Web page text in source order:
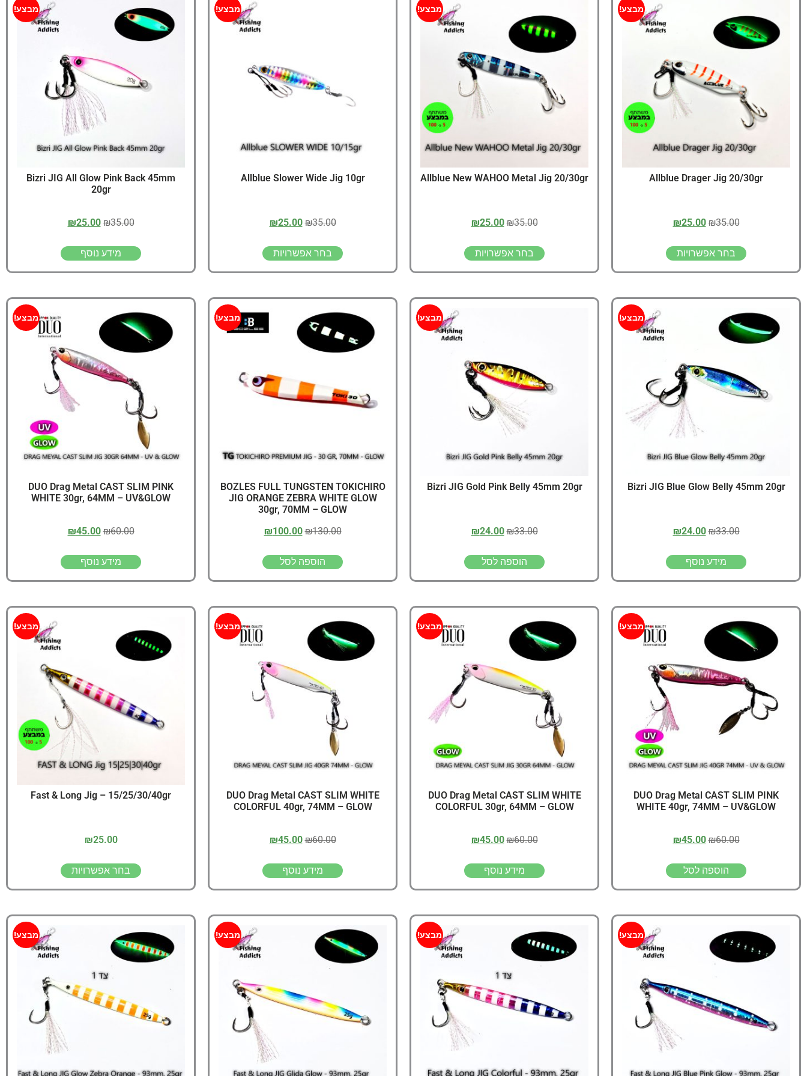
החנות שלי – ציוד מומלץ שווה להכנס!
מבצע!
Allblue Drager Jig 20/30gr
₪35.00
₪25.00
בחר אפשרויות
מבצע!
Allblue New WAHOO Metal Jig 20/30gr
₪35.00
₪25.00
בחר אפשרויות
מבצע!
Allblue Slower Wide Jig 10gr
₪35.00
₪25.00
בחר אפשרויות
מבצע!
Bizri JIG All Glow Pink Back 45mm
20gr
₪35.00
₪25.00
מידע נוסף
מבצע!
Bizri JIG Blue Glow Belly 45mm 20gr
₪33.00
₪24.00
מידע נוסף
מבצע!
Bizri JIG Gold Pink Belly 45mm 20gr
₪33.00
₪24.00
הוספה לסל
מבצע!
BOZLES FULL TUNGSTEN TOKICHIRO
JIG ORANGE ZEBRA WHITE GLOW
30gr, 70MM – GLOW
₪130.00
₪100.00
הוספה לסל
מבצע!
DUO Drag Metal CAST SLIM PINK
WHITE 30gr, 64MM – UV&GLOW
₪60.00
₪45.00
מידע נוסף
מבצע!
DUO Drag Metal CAST SLIM PINK
WHITE 40gr, 74MM – UV&GLOW
₪60.00
₪45.00
הוספה לסל
מבצע!
DUO Drag Metal CAST SLIM WHITE
COLORFUL 30gr, 64MM – GLOW
₪60.00
₪45.00
מידע נוסף
מבצע!
DUO Drag Metal CAST SLIM WHITE
COLORFUL 40gr, 74MM – GLOW
₪60.00
₪45.00
מידע נוסף
מבצע!
Fast & Long Jig – 15/25/30/40gr
₪25.00
בחר אפשרויות
מבצע! מבצע! מבצע! מבצע!